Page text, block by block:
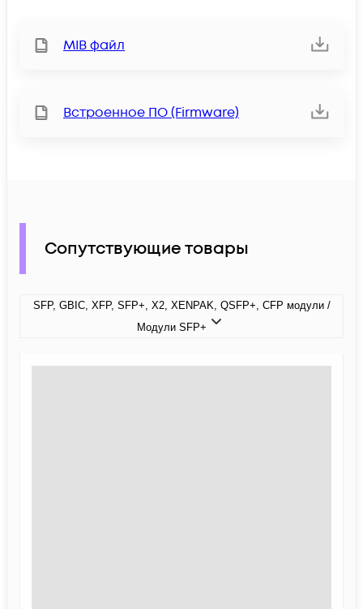
MIB файл
Встроенное ПО (Firmware)
Сопутствующие товары
SFP, GBIC, XFP, SFP+, X2, XENPAK, QSFP+, CFP модули /
Модули SFP+